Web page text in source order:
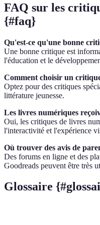
FAQ sur les
{#faq}
Qu'est-ce qu'une bonne
Une bonne critique est
l'éducation et le
Comment choisir un
Optez pour des critiques
littérature jeunesse.
Les livres numériques
Oui, les critiques de livres
l'interactivité et l'expérience
Où trouver des avis de
Des forums en ligne et des
Goodreads peuvent être très
Glossaire